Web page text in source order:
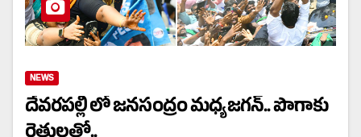
NEWS
దేవరపల్లి లో జనసంద్రం మధ్య జగన్.. పొగాకు